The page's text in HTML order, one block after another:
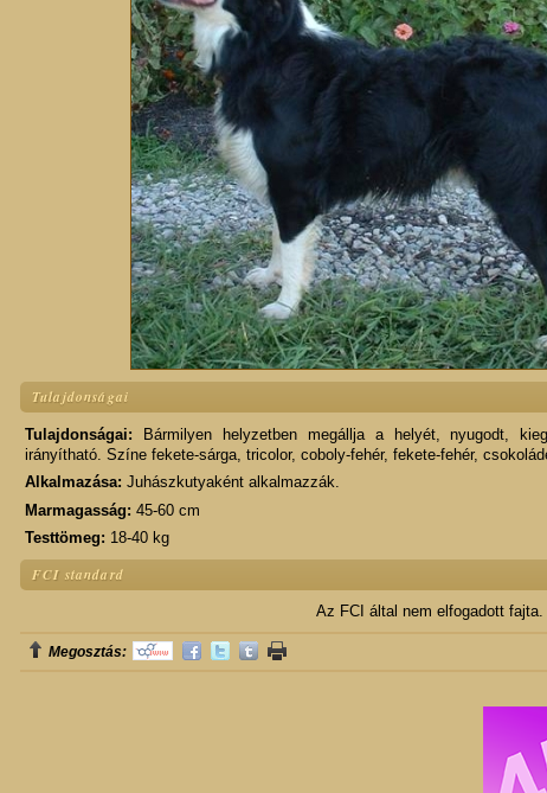
Tulajdonságai
Tulajdonságai: Bármilyen helyzetben megállja a helyét, nyugodt,
irányítható. Színe fekete-sárga, tricolor, coboly-fehér, fekete-fehér,
Alkalmazása: Juhászkutyaként alkalmazzák.
Marmagasság: 45-60 cm
Testtömeg: 18-40 kg
FCI standard
Az FCI által nem elfogadott fajta.
Megosztás: